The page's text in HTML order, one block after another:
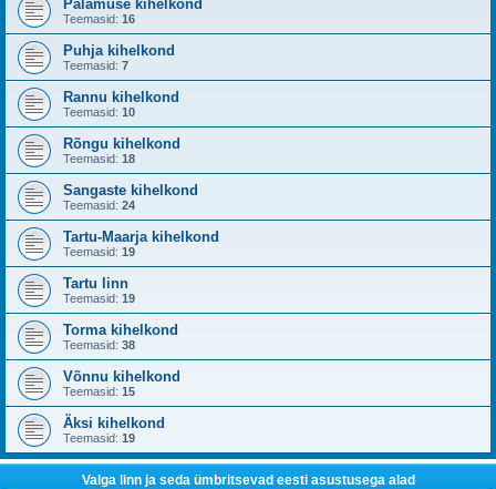
Palamuse kihelkond
Teemasid: 16
Puhja kihelkond
Teemasid: 7
Rannu kihelkond
Teemasid: 10
Rõngu kihelkond
Teemasid: 18
Sangaste kihelkond
Teemasid: 24
Tartu-Maarja kihelkond
Teemasid: 19
Tartu linn
Teemasid: 19
Torma kihelkond
Teemasid: 38
Võnnu kihelkond
Teemasid: 15
Äksi kihelkond
Teemasid: 19
Valga linn ja seda ümbritsevad eesti asustusega alad